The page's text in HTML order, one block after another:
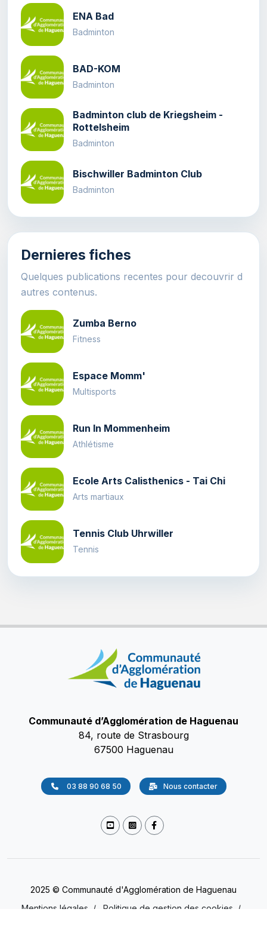
ENA Bad
Badminton
BAD-KOM
Badminton
Badminton club de Kriegsheim -
Rottelsheim
Badminton
Bischwiller Badminton Club
Badminton
Dernieres fiches
Quelques publications recentes pour decouvrir d
autres contenus.
Zumba Berno
Fitness
Espace Momm'
Multisports
Run In Mommenheim
Athlétisme
Ecole Arts Calisthenics - Tai Chi
Arts martiaux
Tennis Club Uhrwiller
Tennis
Communauté d’Agglomération de Haguenau
84, route de Strasbourg
67500 Haguenau
03 88 90 68 50 Nous contacter
2025 © Communauté d'Agglomération de Haguenau
Mentions légales
/ Politique de gestion des cookies
/